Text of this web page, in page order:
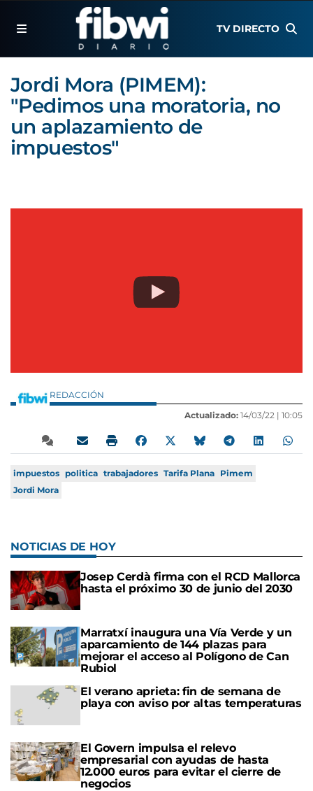
TV DIRECTO
Jordi Mora (PIMEM):
"Pedimos una moratoria, no
un aplazamiento de
impuestos"
REDACCIÓN
Actualizado: 14/03/22 | 10:05
impuestos politica trabajadores Tarifa Plana Pimem
Jordi Mora
NOTICIAS DE HOY
Josep Cerdà firma con el RCD Mallorca
hasta el próximo 30 de junio del 2030
Marratxí inaugura una Vía Verde y un
aparcamiento de 144 plazas para
mejorar el acceso al Polígono de Can
Rubiol
El verano aprieta: fin de semana de
playa con aviso por altas temperaturas
El Govern impulsa el relevo
empresarial con ayudas de hasta
12.000 euros para evitar el cierre de
negocios